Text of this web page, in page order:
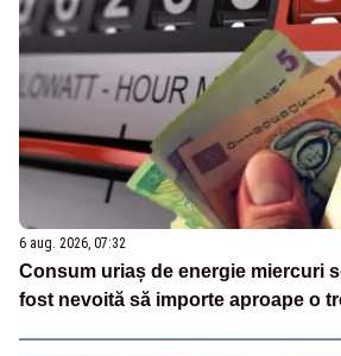
6 aug. 2026, 07:32
Consum uriaș de energie miercuri
fost nevoită să importe aproape o